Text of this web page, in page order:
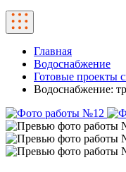
Главная
Водоснабжение
Готовые проекты
Водоснабжение: